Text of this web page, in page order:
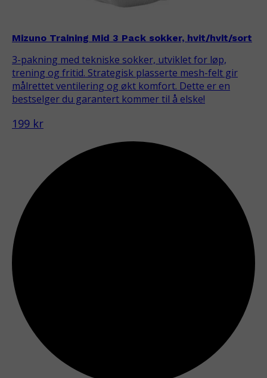
Mizuno Training Mid 3 Pack sokker, hvit/hvit/sort
3-pakning med tekniske sokker, utviklet for løp,
trening og fritid. Strategisk plasserte mesh-felt gir
målrettet ventilering og økt komfort. Dette er en
bestselger du garantert kommer til å elske!
199 kr